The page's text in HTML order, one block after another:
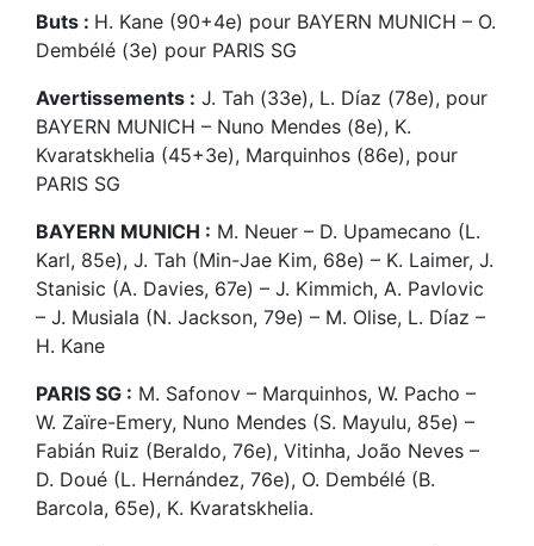
Buts : H. Kane (90+4e) pour BAYERN MUNICH – O.
Dembélé (3e) pour PARIS SG
Avertissements : J. Tah (33e), L. Díaz (78e), pour
BAYERN MUNICH – Nuno Mendes (8e), K.
Kvaratskhelia (45+3e), Marquinhos (86e), pour
PARIS SG
BAYERN MUNICH : M. Neuer – D. Upamecano (L.
Karl, 85e), J. Tah (Min-Jae Kim, 68e) – K. Laimer, J.
Stanisic (A. Davies, 67e) – J. Kimmich, A. Pavlovic
– J. Musiala (N. Jackson, 79e) – M. Olise, L. Díaz –
H. Kane
PARIS SG : M. Safonov – Marquinhos, W. Pacho –
W. Zaïre-Emery, Nuno Mendes (S. Mayulu, 85e) –
Fabián Ruiz (Beraldo, 76e), Vitinha, João Neves –
D. Doué (L. Hernández, 76e), O. Dembélé (B.
Barcola, 65e), K. Kvaratskhelia.